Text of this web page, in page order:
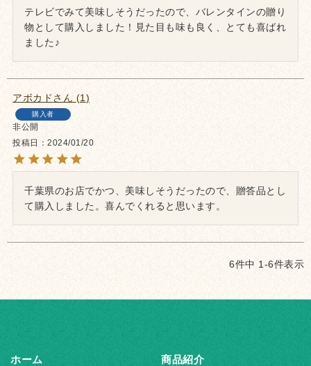
テレビでみて美味しそうだったので、バレンタインの贈り
物として購入しました！見た目も味も良く、とても喜ばれ
ました♪
アボカド 1
購入者
非公開
投稿日
2024/01/20
千葉県のお店でかつ、美味しそうだったので、贈答品とし
て購入しました。喜んでくれると思います。
6件中 1 -6件表示
ホーム 商品紹介